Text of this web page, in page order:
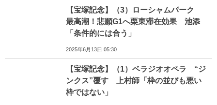
【宝塚記念】（3）ローシャムパーク
最高潮！悲願G1へ栗東滞在効果 池添
「条件的には合う」
2025年6月13日 05:30
【宝塚記念】（1）ベラジオオペラ “ジ
ンクス”覆す 上村師「枠の並びも悪い
枠ではない」